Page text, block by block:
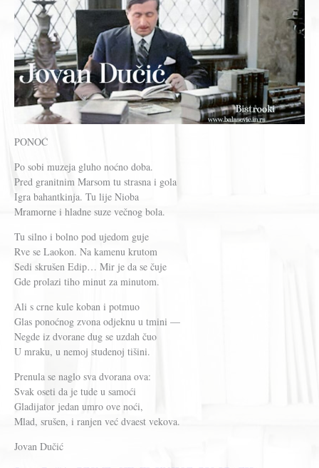
PONOĆ
Po sobi muzeja gluho noćno doba.
Pred granitnim Marsom tu strasna i gola
Igra bahantkinja. Tu lije Nioba
Mramorne i hladne suze večnog bola.
Tu silno i bolno pod ujedom guje
Rve se Laokon. Na kamenu krutom
Sedi skrušen Edip… Mir je da se čuje
Gde prolazi tiho minut za minutom.
Ali s crne kule koban i potmuo
Glas ponoćnog zvona odjeknu u tmini —
Negde iz dvorane dug se uzdah čuo
U mraku, u nemoj studenoj tišini.
Prenula se naglo sva dvorana ova:
Svak oseti da je tude u samoći
Gladijator jedan umro ove noći,
Mlad, srušen, i ranjen već dvaest vekova.
Jovan Dučić